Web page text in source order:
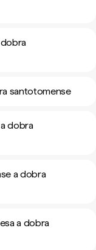
santotomense
dobra
a dobra
a dobra